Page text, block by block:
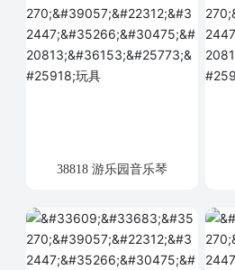
38818 游乐园音乐琴